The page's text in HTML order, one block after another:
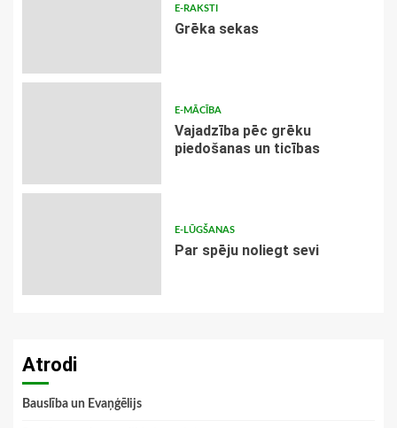
E-RAKSTI
Grēka sekas
E-MĀCĪBA
Vajadzība pēc grēku
piedošanas un ticības
E-LŪGŠANAS
Par spēju noliegt sevi
Atrodi
Bauslība un Evaņģēlijs